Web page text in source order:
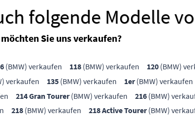
folgende Modelle
Sie uns verkaufen?
(BMW) verkaufen 118 (BMW) verkaufen 120 (BMW)
verkaufen 135 (BMW) verkaufen 1er(BMW) verkaufen
214 Gran Tourer(BMW) verkaufen 216 (BMW)
218 (BMW) verkaufen 218 Active Tourer(BMW)